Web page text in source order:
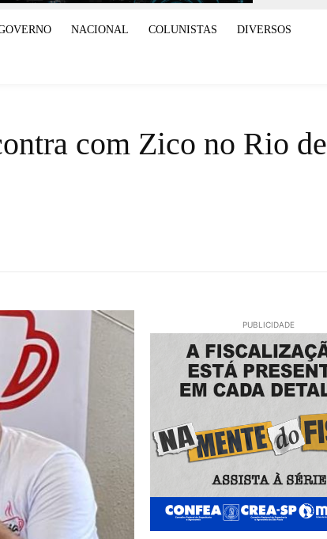
NACIONAL COLUNISTAS DIVERSOS
com Zico no Rio de
PUBLICIDADE